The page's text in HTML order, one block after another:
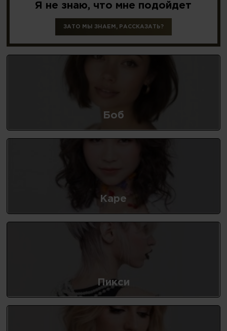
Я не знаю, что мне подойдет
ЗАТО МЫ ЗНАЕМ, РАССКАЗАТЬ?
Боб
Каре
Пикси